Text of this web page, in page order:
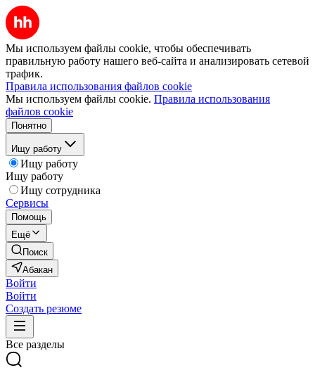
Мы используем файлы cookie, чтобы обеспечивать
правильную работу нашего веб-сайта и анализировать сетевой
трафик.
Правила использования файлов cookie
Мы используем файлы cookie. Правила использования
файлов cookie
Понятно
Ищу работу
Ищу работу
Ищу работу
Ищу сотрудника
Сервисы
Помощь
Ещё
Поиск
Абакан
Войти
Войти
Создать резюме
Все разделы